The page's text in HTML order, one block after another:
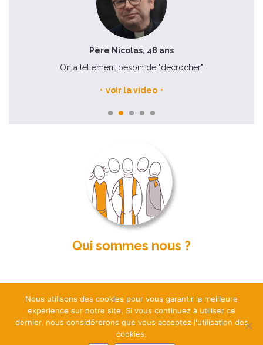
Père Nicolas, 48 ans
On a tellement besoin de "décrocher"
voir la video
Qui sommes nous ?
Nous utilisons des cookies pour vous garantir la meilleure
expérience sur notre site. Si vous continuez à utiliser ce
dernier, nous considérerons que vous acceptez l'utilisation des
cookies.